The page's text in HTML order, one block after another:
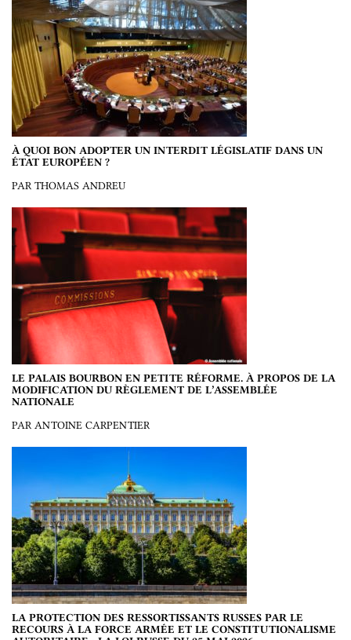
À QUOI BON ADOPTER UN INTERDIT LÉGISLATIF DANS UN
ÉTAT EUROPÉEN ?
PAR THOMAS ANDREU
LE PALAIS BOURBON EN PETITE RÉFORME. À PROPOS DE LA
MODIFICATION DU RÈGLEMENT DE L’ASSEMBLÉE
NATIONALE
PAR ANTOINE CARPENTIER
LA PROTECTION DES RESSORTISSANTS RUSSES PAR LE
RECOURS À LA FORCE ARMÉE ET LE CONSTITUTIONALISME